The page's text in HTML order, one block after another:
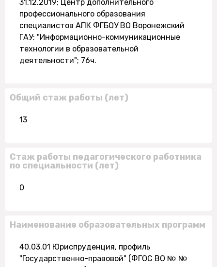
31.12.2019; Центр дополнительного
профессионального образования
специалистов АПК ФГБОУ ВО Воронежский
ГАУ; "Информационно-коммуникационные
технологии в образовательной
деятельности"; 76ч.
Общий стаж работы (лет)
13
Стаж работы педагогического работника
по специальности (лет)
0
Наименование образовательных программ
40.03.01 Юриспруденция, профиль
"Государственно-правовой" (ФГОС ВО № №